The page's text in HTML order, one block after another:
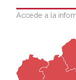
Accede a la